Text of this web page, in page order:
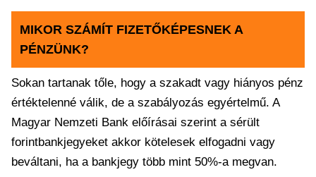
MIKOR SZÁMÍT FIZETŐKÉPESNEK A
PÉNZÜNK?
Sokan tartanak tőle, hogy a szakadt vagy hiányos pénz
értéktelenné válik, de a szabályozás egyértelmű. A
Magyar Nemzeti Bank előírásai szerint a sérült
forintbankjegyeket akkor kötelesek elfogadni vagy
beváltani, ha a bankjegy több mint 50%-a megvan.